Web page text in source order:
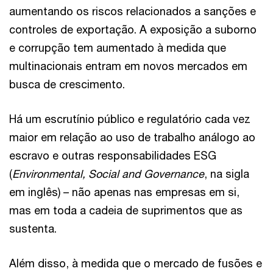
aumentando os riscos relacionados a sanções e
controles de exportação. A exposição a suborno
e corrupção tem aumentado à medida que
multinacionais entram em novos mercados em
busca de crescimento.
Há um escrutínio público e regulatório cada vez
maior em relação ao uso de trabalho análogo ao
escravo e outras responsabilidades ESG
(Environmental, Social and Governance, na sigla
em inglês) – não apenas nas empresas em si,
mas em toda a cadeia de suprimentos que as
sustenta.
Além disso, à medida que o mercado de fusões e